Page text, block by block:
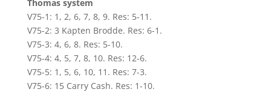
Thomas system
V75-1: 1, 2, 6, 7, 8, 9. Res: 5-11.
V75-2: 3 Kapten Brodde. Res: 6-1.
V75-3: 4, 6, 8. Res: 5-10.
V75-4: 4, 5, 7, 8, 10. Res: 12-6.
V75-5: 1, 5, 6, 10, 11. Res: 7-3.
V75-6: 15 Carry Cash. Res: 1-10.